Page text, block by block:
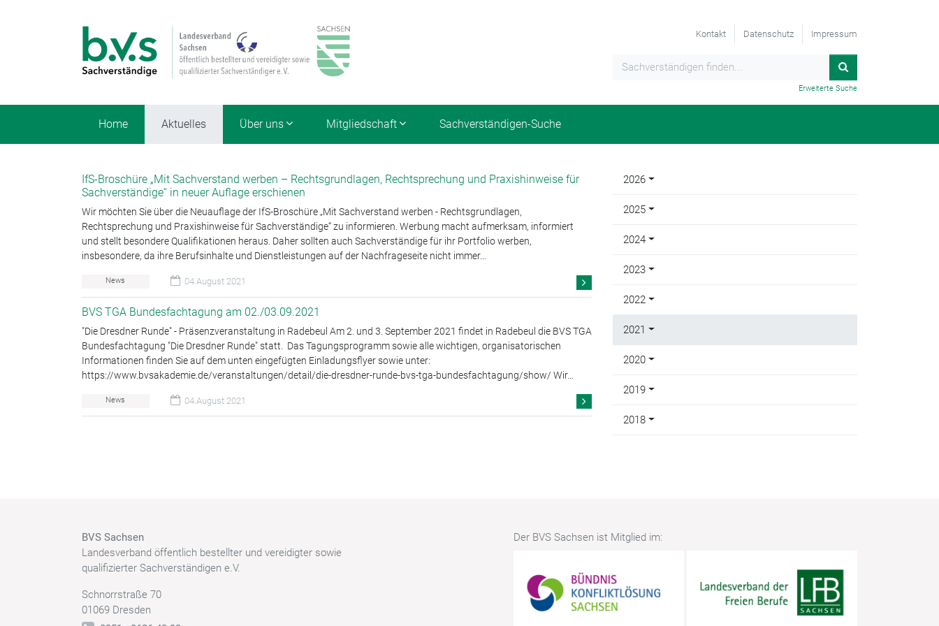
Kontakt Datenschutz Impressum
Erweiterte Suche
Home Aktuelles Über uns Mitgliedschaft Sachverständigen-Suche
IfS-Broschüre „Mit Sachverstand werben – Rechtsgrundlagen, Rechtsprechung und Praxishinweise für
Sachverständige“ in neuer Auflage erschienen
Wir möchten Sie über die Neuauflage der IfS-Broschüre „Mit Sachverstand werben - Rechtsgrundlagen,
Rechtsprechung und Praxishinweise für Sachverständige“ zu informieren. Werbung macht aufmerksam, informiert
und stellt besondere Qualifikationen heraus. Daher sollten auch Sachverständige für ihr Portfolio werben,
insbesondere, da ihre Berufsinhalte und Dienstleistungen auf der Nachfrageseite nicht immer…
News 04.August 2021
BVS TGA Bundesfachtagung am 02./03.09.2021
"Die Dresdner Runde" - Präsenzveranstaltung in Radebeul Am 2. und 3. September 2021 findet in Radebeul die BVS TGA
Bundesfachtagung "Die Dresdner Runde" statt. Das Tagungsprogramm sowie alle wichtigen, organisatorischen
Informationen finden Sie auf dem unten eingefügten Einladungsflyer sowie unter:
https://www.bvsakademie.de/veranstaltungen/detail/die-dresdner-runde-bvs-tga-bundesfachtagung/show/ Wir…
News 04.August 2021
2026
2025
2024
2023
2022
2021
2020
2019
2018
BVS Sachsen
Landesverband öffentlich bestellter und vereidigter sowie
qualifizierter Sachverständigen e.V.
Schnorrstraße 70
01069 Dresden
Der BVS Sachsen ist Mitglied im: